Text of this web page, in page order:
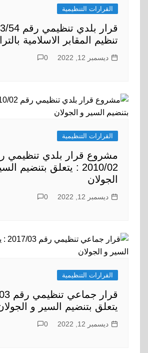
القرارات التنظيمية
تنظيم المقابر الاسلامية
ديسمبر 12, 2022 0
القرارات التنظيمية
مشروع قرار بلدي تنظيمي
2010/02 : يتعلق بتنضيم
الجولان
ديسمبر 12, 2022 0
القرارات التنظيمية
يتعلق بتنضيم السير و
ديسمبر 12, 2022 0